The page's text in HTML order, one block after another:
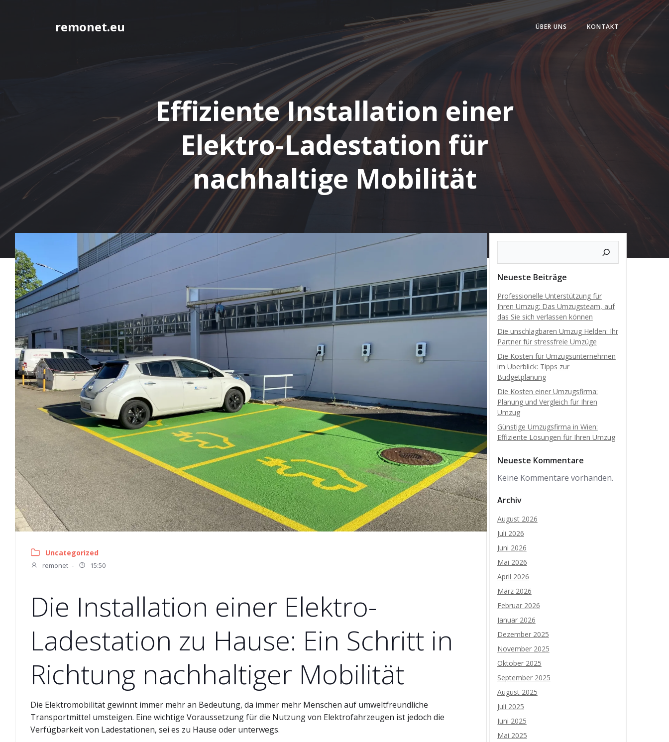
remonet.eu ÜBER UNS KONTAKT
Effiziente Installation einer
Elektro-Ladestation für
nachhaltige Mobilität
Uncategorized
remonet - 15:50
Die Installation einer Elektro-
Ladestation zu Hause: Ein Schritt in
Richtung nachhaltiger Mobilität
Die Elektromobilität gewinnt immer mehr an Bedeutung, da immer mehr Menschen auf umweltfreundliche
Transportmittel umsteigen. Eine wichtige Voraussetzung für die Nutzung von Elektrofahrzeugen ist jedoch die
Verfügbarkeit von Ladestationen, sei es zu Hause oder unterwegs.
Neueste Beiträge
Professionelle Unterstützung für
Ihren Umzug: Das Umzugsteam, auf
das Sie sich verlassen können
Die unschlagbaren Umzug Helden: Ihr
Partner für stressfreie Umzüge
Die Kosten für Umzugsunternehmen
im Überblick: Tipps zur
Budgetplanung
Die Kosten einer Umzugsfirma:
Planung und Vergleich für Ihren
Umzug
Günstige Umzugsfirma in Wien:
Effiziente Lösungen für Ihren Umzug
Neueste Kommentare
Keine Kommentare vorhanden.
Archiv
August 2026
Juli 2026
Juni 2026
Mai 2026
April 2026
März 2026
Februar 2026
Januar 2026
Dezember 2025
November 2025
Oktober 2025
September 2025
August 2025
Juli 2025
Juni 2025
Mai 2025